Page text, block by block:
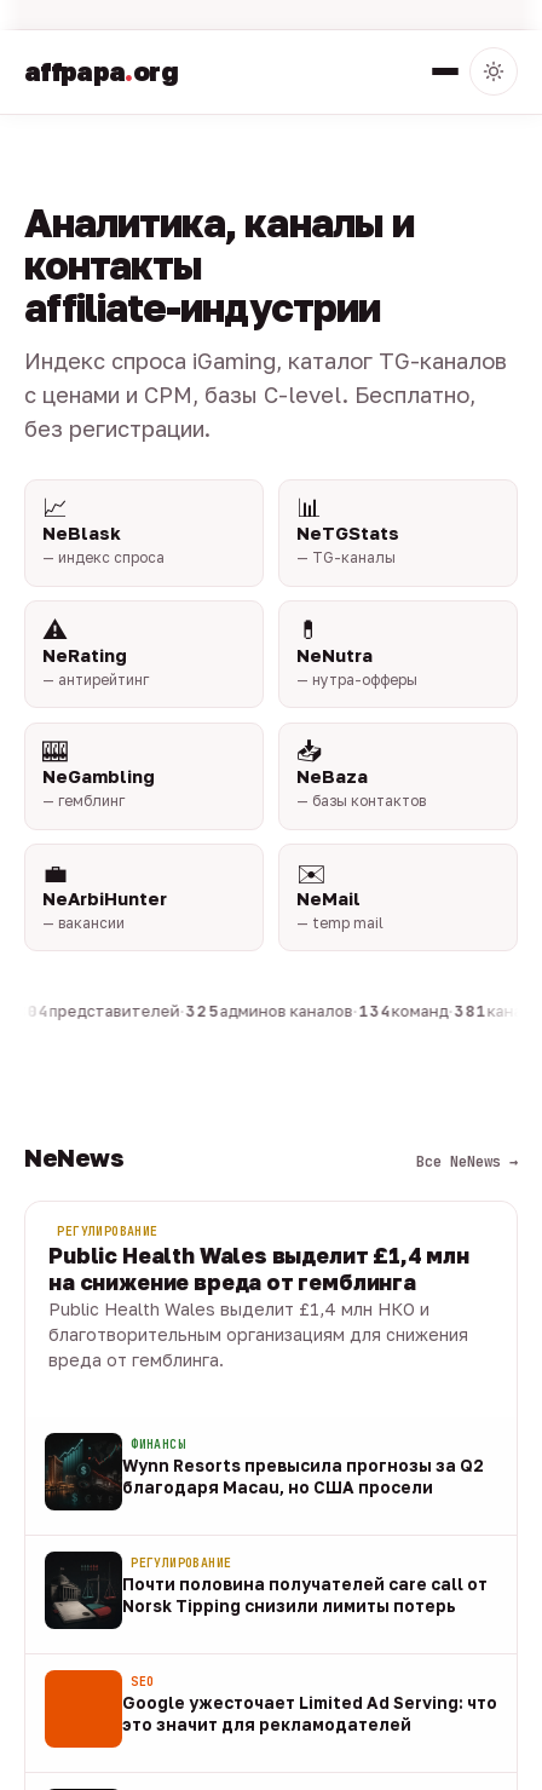
affpapa.org
Аналитика, каналы и
контакты
affiliate-индустрии
Индекс спроса iGaming, каталог TG-каналов
с ценами и CPM, базы C-level. Бесплатно,
без регистрации.
📈
NeBlask
— индекс спроса
📊
NeTGStats
— TG-каналы
⚠️
NeRating
— антирейтинг
💊
NeNutra
— нутра-офферы
🎰
NeGambling
— гемблинг
📥
NeBaza
— базы контактов
💼
NeArbiHunter
— вакансии
✉️
NeMail
— temp mail
804представителей·325админов каналов·134команд·381
NeNews Все NeNews →
РЕГУЛИРОВАНИЕ
Public Health Wales выделит £1,4 млн
на снижение вреда от гемблинга
Public Health Wales выделит £1,4 млн НКО и
благотворительным организациям для снижения
вреда от гемблинга.
ФИНАНСЫ
Wynn Resorts превысила прогнозы за Q2
благодаря Macau, но США просели
РЕГУЛИРОВАНИЕ
Почти половина получателей care call от
Norsk Tipping снизили лимиты потерь
SEO
Google ужесточает Limited Ad Serving: что
это значит для рекламодателей